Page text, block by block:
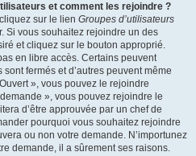
et comment les rejoindre ?
sur le lien Groupes d’utilisateurs
Si vous souhaitez rejoindre un des
et cliquez sur le bouton approprié.
en libre accès. Certains peuvent
fermés et d’autres peuvent même
», vous pouvez le rejoindre
», vous pouvez rejoindre le
d’être approuvée par un chef de
pourquoi vous souhaitez rejoindre
ou non votre demande. N’importunez
demande, il a sûrement ses raisons.